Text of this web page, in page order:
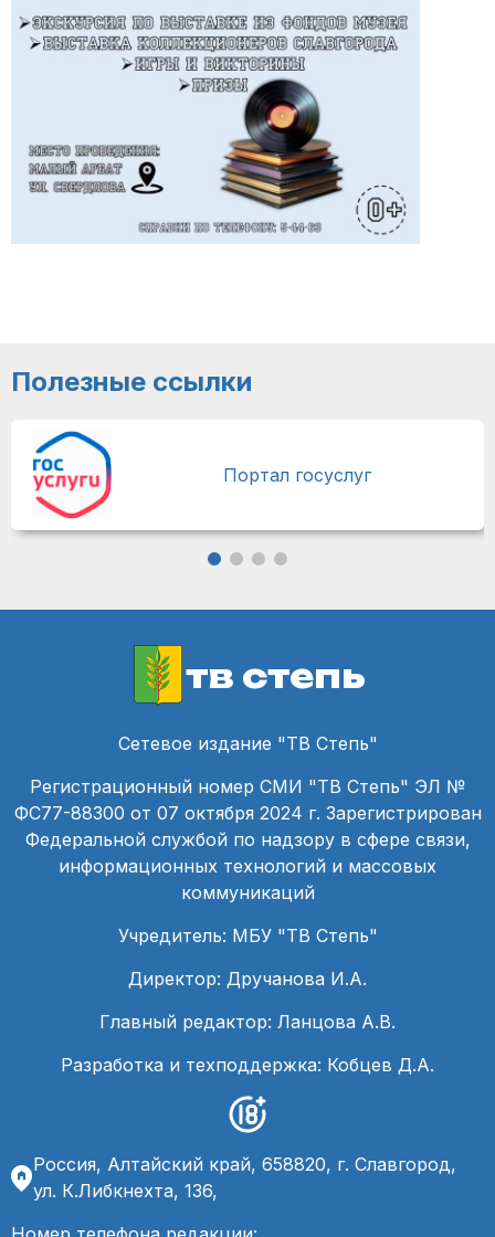
Полезные ссылки
Портал госуслуг
тв степь
Сетевое издание "ТВ Степь"
Регистрационный номер СМИ "ТВ Степь" ЭЛ №
ФС77-88300 от 07 октября 2024 г. Зарегистрирован
Федеральной службой по надзору в сфере связи,
информационных технологий и массовых
коммуникаций
Учредитель: МБУ "ТВ Степь"
Директор: Дручанова И.А.
Главный редактор: Ланцова А.В.
Разработка и техподдержка: Кобцев Д.А.
Россия, Алтайский край, 658820, г. Славгород,
ул. К.Либкнехта, 136,